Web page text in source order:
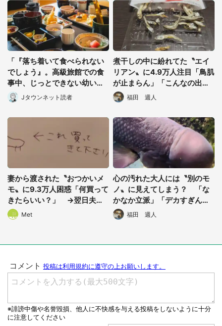
都道府選択
「『落ち着いて食べられない
でしょう』。高級旅館での食
事中、じっとできない幼い息
子に中年の男性客が...」（東
京都・40代男性）
Jタウンネット読者
煮干しの中に紛れてた〝エイ
リアン〟に4.9万人注目「鳥肌
が止まらん」「こんなの出て
きたら泣き喚く」
福田 週人
妻から渡された〝おつかいメ
モ〟に9.3万人困惑「何買って
きたらいい？」 →翌日夫が
披露したのは...
Met
心の汚れた大人には〝別のモ
ノ〟に見えてしまう？ 「な
かなか立派」「デカすぎんだ
ろ」...14万人が魚に興奮
福田 週人